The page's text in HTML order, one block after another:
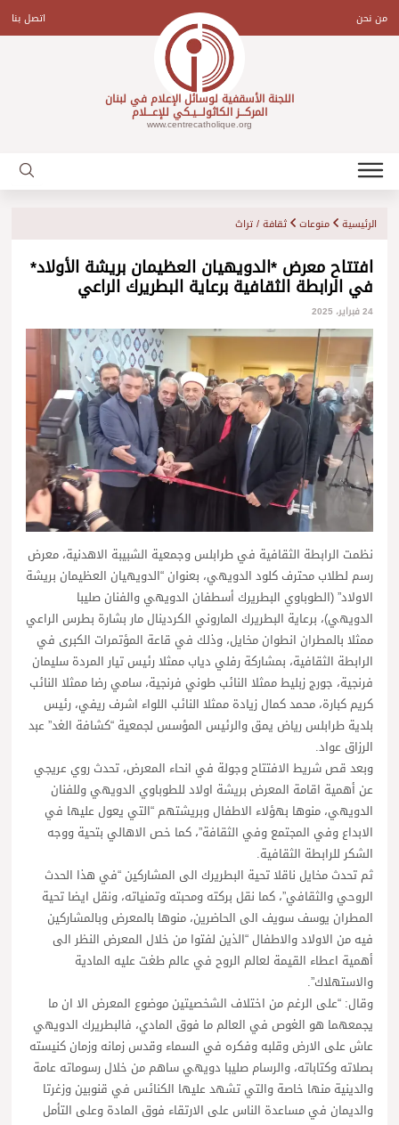
contentمن نحن اتصل بنا
اللجنة الأسقفية لوسائل الإعلام في لبنان
المركـــز الكاثولـــيـكي للإعـــلام
www.centrecatholique.org
الرئيسية منوعات ثقافة / تراث
افتتاح معرض *الدويهيان العظيمان بريشة الأولاد*
في الرابطة الثقافية برعاية البطريرك الراعي
24 فبراير، 2025
نظمت الرابطة الثقافية في طرابلس وجمعية الشبيبة الاهدنية، معرض
رسم لطلاب محترف كلود الدويهي، بعنوان “الدويهيان العظيمان بريشة
الاولاد” (الطوباوي البطريرك أسطفان الدويهي والفنان صليبا
الدويهي)، برعاية البطريرك الماروني الكردينال مار بشارة بطرس الراعي
ممثلا بالمطران انطوان مخايل، وذلك في قاعة المؤتمرات الكبرى في
الرابطة الثقافية، بمشاركة رفلي دياب ممثلا رئيس تيار المردة سليمان
فرنجية، جورج زبليط ممثلا النائب طوني فرنجية، سامي رضا ممثلا النائب
كريم كبارة، محمد كمال زيادة ممثلا النائب اللواء اشرف ريفي، رئيس
بلدية طرابلس رياض يمق والرئيس المؤسس لجمعية “كشافة الغد” عبد
الرزاق عواد.
وبعد قص شريط الافتتاح وجولة في انحاء المعرض، تحدث روي عريجي
عن أهمية اقامة المعرض بريشة اولاد للطوباوي الدويهي وللفنان
الدويهي، منوها بهؤلاء الاطفال وبريشتهم “التي يعول عليها في
الابداع وفي المجتمع وفي الثقافة”، كما خص الاهالي بتحية ووجه
الشكر للرابطة الثقافية.
ثم تحدث مخايل ناقلا تحية البطريرك الى المشاركين “في هذا الحدث
الروحي والثقافي”، كما نقل بركته ومحبته وتمنياته، ونقل ايضا تحية
المطران يوسف سويف الى الحاضرين، منوها بالمعرض وبالمشاركين
فيه من الاولاد والاطفال “الذين لفتوا من خلال المعرض النظر الى
أهمية اعطاء القيمة لعالم الروح في عالم طغت عليه المادية
والاستهلاك”.
وقال: “على الرغم من اختلاف الشخصيتين موضوع المعرض الا ان ما
يجمعهما هو الغوص في العالم ما فوق المادي، فالبطريرك الدويهي
عاش على الارض وقلبه وفكره في السماء وقدس زمانه وزمان كنيسته
بصلاته وكتاباته، والرسام صليبا دويهي ساهم من خلال رسوماته عامة
والدينية منها خاصة والتي تشهد عليها الكنائس في قنوبين وزغرتا
والديمان في مساعدة الناس على الارتقاء فوق المادة وعلى التأمل